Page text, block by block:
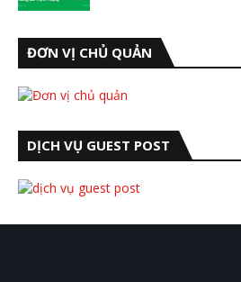
ĐƠN VỊ CHỦ QUẢN
DỊCH VỤ GUEST POST